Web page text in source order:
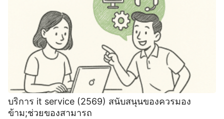
บริการ it service (2569) สนับสนุนของควรมอง
ข้าม;ช่วยของสามารถ